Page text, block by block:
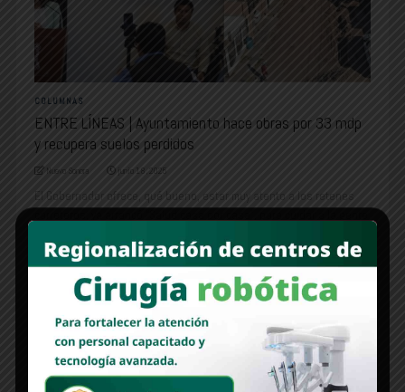
COLUMNAS
ENTRE LÍNEAS | Ayuntamiento hace obras por 33 mdp
y recupera suelos perdidos
Nuevo Sonora junio 18, 2025
El Gobernador ofrece, qué bueno, estar muy atento a los retenes